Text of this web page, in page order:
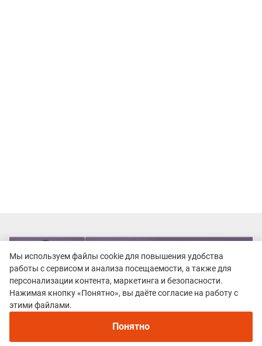
Мы используем файлы cookie для повышения удобства
работы с сервисом и анализа посещаемости, а также для
персонализации контента, маркетинга и безопасности.
Нажимая кнопку «Понятно», вы даёте согласие на работу с
этими файлами.
Понятно